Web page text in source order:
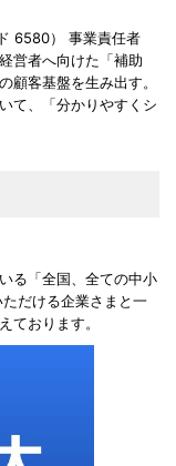
6580） 事業責任者
営者へ向けた「補助
顧客基盤を生み出す。
て、「分かりやすくシ
る「全国、全ての中小
だける企業さまと一
ております。